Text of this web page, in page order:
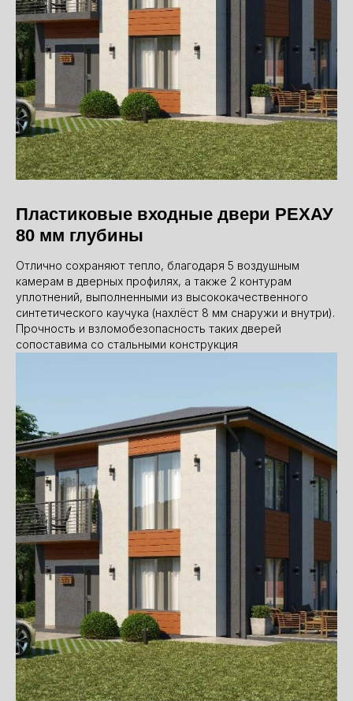
Пластиковые входные двери РЕХАУ
80 мм глубины
Отлично сохраняют тепло, благодаря 5 воздушным
камерам в дверных профилях, а также 2 контурам
уплотнений, выполненными из высококачественного
синтетического каучука (нахлёст 8 мм снаружи и внутри).
Прочность и взломобезопасность таких дверей
сопоставима со стальными конструкция